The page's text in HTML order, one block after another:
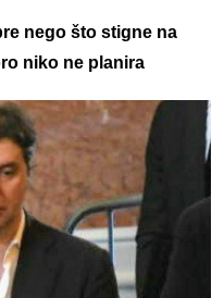
nego što stigne na
niko ne planira